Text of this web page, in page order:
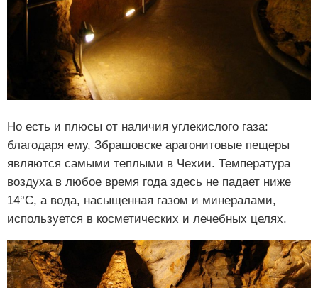
Но есть и плюсы от наличия углекислого газа:
благодаря ему, Збрашовске арагонитовые пещеры
являются самыми теплыми в Чехии. Температура
воздуха в любое время года здесь не падает ниже
14°С, а вода, насыщенная газом и минералами,
используется в косметических и лечебных целях.